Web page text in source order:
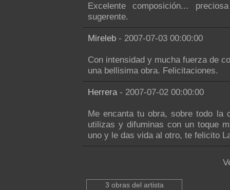
Excelente composición...
sugerente.
Mireleb - 2007-07-03 00:00:00
Con intensidad y mucha fuerza de
una bellisima obra. Felicitaciones.
Herrera- 2007-07-02 00:00:00
Me encanta tu obra, sobre todo la
utilizas y difuminas con un toque
uno y le das vida al otro, te felicito
3 obras del artista